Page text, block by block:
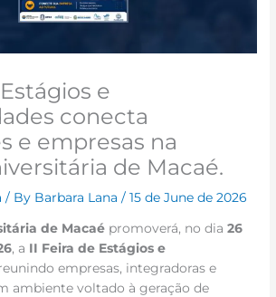
e
conecta
e empresas na
de Macaé.
/ By Barbara Lana/15 de June de 2026
de Macaé promoverá, no dia26
, a II Feira de Estágios e
empresas, integradoras e
ambiente voltado à geração de